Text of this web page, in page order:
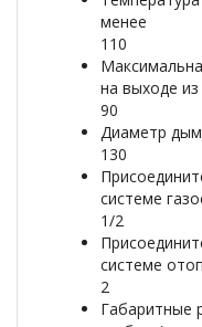
менее
110
на выходе из
90
Диаметр
130
системе
1/2
системе
2
Габаритные